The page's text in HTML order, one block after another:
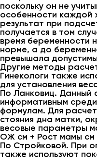
поскольку он не
особенности каждой
результат при
получается в том
время беременности
норме, а до
превышала
Другие методы
Гинекологи также
для установления
По Ланковиц. Данный
информативным
формулам. Для
стояния дна матки,
весовые параметры
ОЖ см + Рост мамы см
По Стройковой. При
также используют